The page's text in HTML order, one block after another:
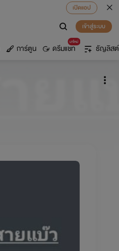
เปิดแอป
เข้าสู่ระบบ
การ์ตูน
มาใหม่
ดรีมแชท ธัญลิสต์